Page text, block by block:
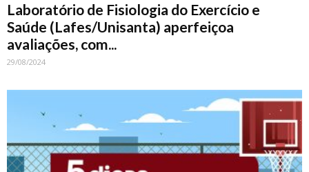
Laboratório de Fisiologia do Exercício e
Saúde (Lafes/Unisanta) aperfeiçoa
avaliações, com...
29/08/2024